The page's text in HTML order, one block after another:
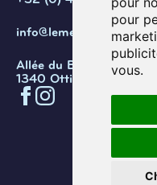
pour
vous.
info@lemef.be
Allée du Bois des Rêves 1,
1340 Ottignies-Louvain-
et